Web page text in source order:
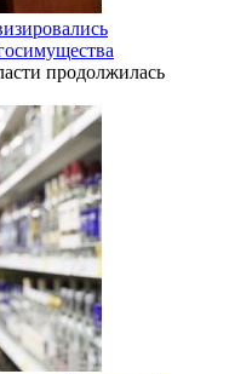
продолжилась